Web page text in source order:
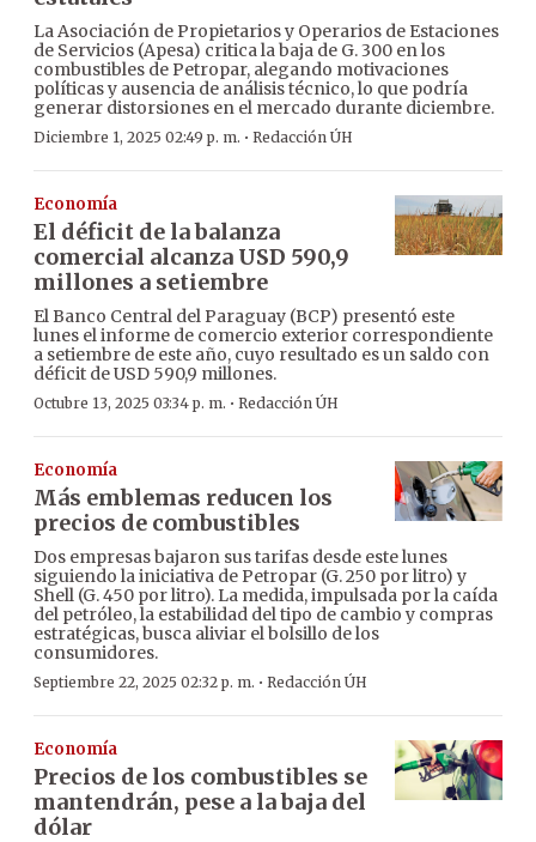
La Asociación de Propietarios y Operarios de Estaciones
de Servicios (Apesa) critica la baja de G. 300 en los
combustibles de Petropar, alegando motivaciones
políticas y ausencia de análisis técnico, lo que podría
generar distorsiones en el mercado durante diciembre.
Diciembre 1, 2025 02:49 p. m. · Redacción ÚH
Economía
El déficit de la balanza
comercial alcanza USD 590,9
millones a setiembre
El Banco Central del Paraguay (BCP) presentó este
lunes el informe de comercio exterior correspondiente
a setiembre de este año, cuyo resultado es un saldo con
déficit de USD 590,9 millones.
Octubre 13, 2025 03:34 p. m. · Redacción ÚH
Economía
Más emblemas reducen los
precios de combustibles
Dos empresas bajaron sus tarifas desde este lunes
siguiendo la iniciativa de Petropar (G. 250 por litro) y
Shell (G. 450 por litro). La medida, impulsada por la caída
del petróleo, la estabilidad del tipo de cambio y compras
estratégicas, busca aliviar el bolsillo de los
consumidores.
Septiembre 22, 2025 02:32 p. m. · Redacción ÚH
Economía
Precios de los combustibles se
mantendrán, pese a la baja del
dólar